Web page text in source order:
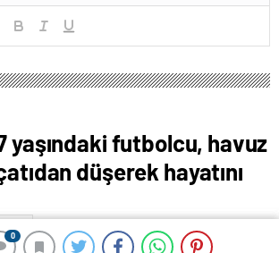
0
yaşındaki futbolcu, havuz
düşerek hayatını
News
0